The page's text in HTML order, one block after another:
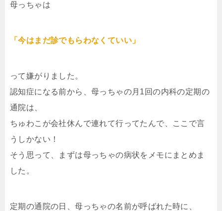
母っちゃは
「今はまだ診でもらわなくていい」
って嫌がりました。
認知症になる前から、母っちゃの月1回の内科の定期の
通院は、
ちゅわこが会社休んで連れて行ってたんで、ここで言
うしかない！
そう思って、まずは母っちゃの病状をメモにまとめま
した。
定期の通院の日、母っちゃの名前が呼ばれた時に、